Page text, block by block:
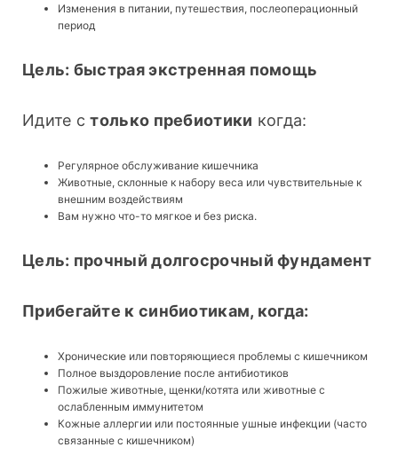
Изменения в питании, путешествия, послеоперационный
период
Цель: быстрая экстренная помощь
Идите с только пребиотики когда:
Регулярное обслуживание кишечника
Животные, склонные к набору веса или чувствительные к
внешним воздействиям
Вам нужно что-то мягкое и без риска.
Цель: прочный долгосрочный фундамент
Прибегайте к синбиотикам, когда:
Хронические или повторяющиеся проблемы с кишечником
Полное выздоровление после антибиотиков
Пожилые животные, щенки/котята или животные с
ослабленным иммунитетом
Кожные аллергии или постоянные ушные инфекции (часто
связанные с кишечником)